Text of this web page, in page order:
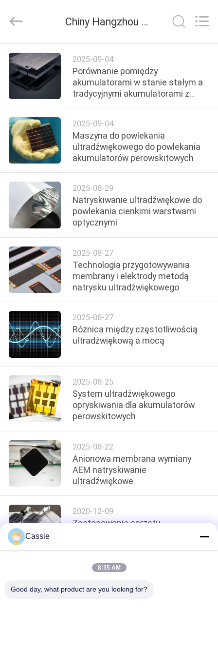
DOM
PRODUKTY
O
NAS
WYCIECZKA
PO
FABRYCE
KONTROLA
JAKOŚCI
SKONTAKTUJ
SIĘ
Z
NAMI
NOWOŚCI
SPRAWY
POPROŚ
O
WYCENĘ
SITEMAP
POLITYKA
PRYWATNOŚCI
Equipment
Co.,Ltd.
Reserved.
Chiny Hangzhou Qianrong Automation Equipment Co.,Ltd wiadomości z firmy
2025-09-04
Porównanie pomiędzy
akumulatorami w stanie stałym a
tradycyjnymi akumulatorami z
2025-09-04
Maszyna do powlekania
ultradźwiękowego do powlekania
akumulatorów perowskitowych
2025-08-29
Natryskiwanie ultradźwiękowe do
powlekania cienkimi warstwami
optycznymi
2025-08-27
Technologia przygotowywania
membrany i elektrody metodą
natrysku ultradźwiękowego
2025-08-27
Różnica między częstotliwością
ultradźwiękową a mocą
2025-08-25
System ultradźwiękowego
opryskiwania dla akumulatorów
perowskitowych
2025-08-22
Anionowa membrana wymiany
AEM natryskiwanie
ultradźwiękowe
2020-12-09
Zastosowanie sprzętu
Cassie
8:35 AM
Good day, what product are you looking for?